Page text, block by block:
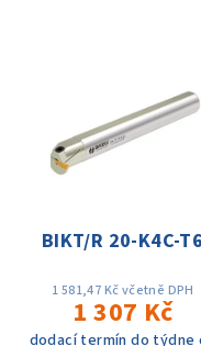
BIKT/R 20-K4C-T6
1 581,47 Kč včetně DPH
1 307 Kč
dodací termín do týdne